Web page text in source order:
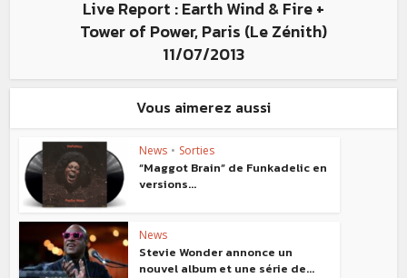
Live Report : Earth Wind & Fire +
Tower of Power, Paris (Le Zénith)
11/07/2013
Vous aimerez aussi
News • Sorties
“Maggot Brain” de Funkadelic en
versions...
News
Stevie Wonder annonce un
nouvel album et une série de...